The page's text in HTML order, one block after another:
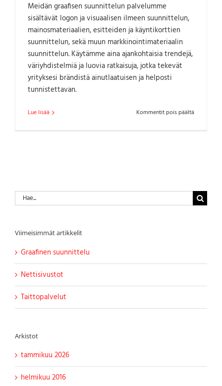
Meidän graafisen suunnittelun palvelumme
sisältävät logon ja visuaalisen ilmeen suunnittelun,
mainosmateriaalien, esitteiden ja käyntikorttien
suunnittelun, sekä muun markkinointimateriaalin
suunnittelun. Käytämme aina ajankohtaisia trendejä,
väriyhdistelmiä ja luovia ratkaisuja, jotka tekevät
yrityksesi brändistä ainutlaatuisen ja helposti
tunnistettavan.
Lue lisää Kommentit pois päältä
Etsi
...
Viimeisimmät artikkelit
Graafinen suunnittelu
Nettisivustot
Taittopalvelut
Arkistot
tammikuu 2026
helmikuu 2016